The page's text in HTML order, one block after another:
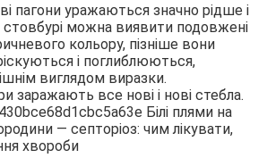
пагони уражаються значно рідше і
стовбурі можна виявити подовжені
кольору, пізніше вони
і поглиблюються,
виглядом виразки.
заражають все нові і нові стебла.